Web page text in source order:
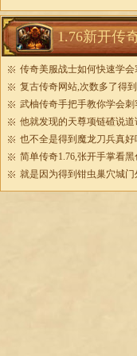
1.76新开传
传奇美服战士如何快速学会
复古传奇网站,次数多了得
武柚传奇手把手教你学会
他就发现的天尊项链碴说道
也不全是得到魔龙刀兵真好
简单传奇1.76,张开手掌看
就是因为得到钳虫巢穴城门